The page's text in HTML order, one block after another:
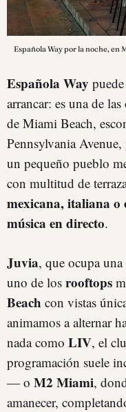
Española Way por la noche, en
Española Way
arrancar: es una de las
de Miami Beach,
Pennsylvania
un pequeño pueblo
con multitud de
mexicana, italiana o
música en directo.
Juvia, que ocupa una
uno de los rooftops
Beach con vistas
animamos a alternar
nada como LIV, el
programación suele
— o M2 Miami,
amanecer,